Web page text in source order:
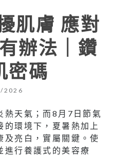
肌膚 應對
辦法｜鑽
密碼
2026
熱天氣；而8月7日節氣
的環境下，夏暑熱加上
及亮白，實屬關鍵。使
進行養護式的美容療